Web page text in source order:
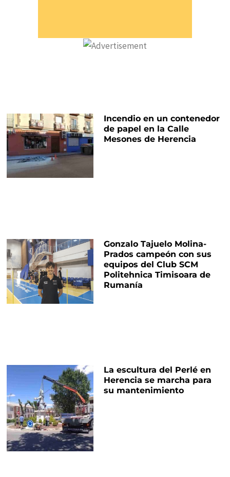
Incendio en un contenedor
de papel en la Calle
Mesones de Herencia
Gonzalo Tajuelo Molina-
Prados campeón con sus
equipos del Club SCM
Politehnica Timisoara de
Rumanía
La escultura del Perlé en
Herencia se marcha para
su mantenimiento